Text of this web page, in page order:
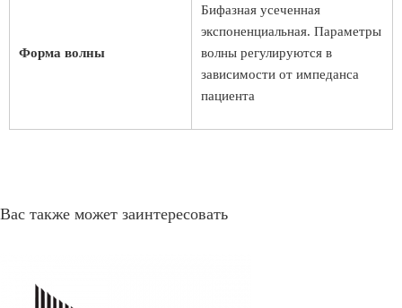
Форма волны
Бифазная усеченная
экспоненциальная. Параметры
волны регулируются в
зависимости от импеданса
пациента
Вас также может заинтересовать